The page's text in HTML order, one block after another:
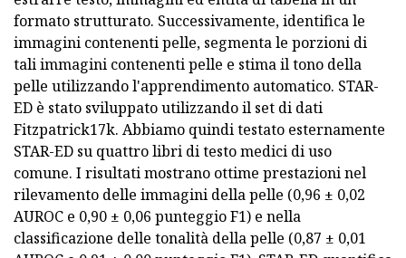
formato strutturato. Successivamente, identifica le
immagini contenenti pelle, segmenta le porzioni di
tali immagini contenenti pelle e stima il tono della
pelle utilizzando l'apprendimento automatico. STAR-
ED è stato sviluppato utilizzando il set di dati
Fitzpatrick17k. Abbiamo quindi testato esternamente
STAR-ED su quattro libri di testo medici di uso
comune. I risultati mostrano ottime prestazioni nel
rilevamento delle immagini della pelle (0,96 ± 0,02
AUROC e 0,90 ± 0,06 punteggio F1) e nella
classificazione delle tonalità della pelle (0,87 ± 0,01